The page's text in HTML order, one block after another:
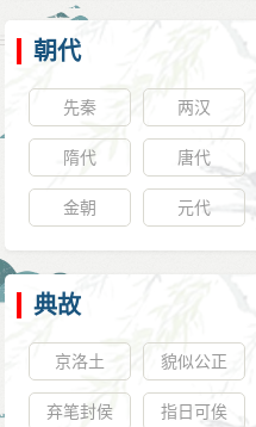
朝代
先秦 两汉
隋代 唐代
金朝 元代
典故
京洛土 貌似公正
弃笔封侯 指日可俟